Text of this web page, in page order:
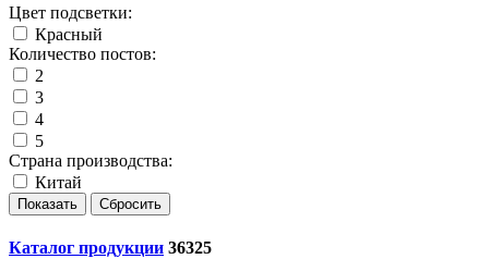
Цвет подсветки:
Красный
Количество постов:
2
3
4
5
Страна производства:
Китай
Каталог продукции 36325